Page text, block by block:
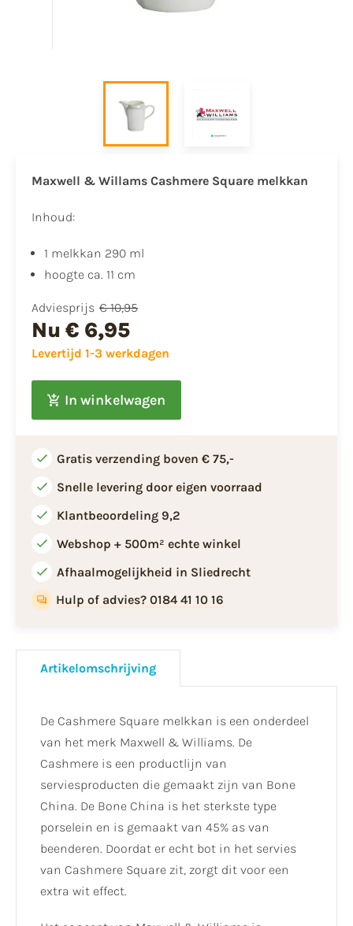
Maxwell & Willams Cashmere Square melkkan
Inhoud:
1 melkkan 290 ml
hoogte ca. 11 cm
Adviesprijs € 10,95
Nu € 6,95
Levertijd 1-3 werkdagen
In winkelwagen
Gratis verzending boven € 75,-
Snelle levering door eigen voorraad
Klantbeoordeling 9,2
Webshop + 500m² echte winkel
Afhaalmogelijkheid in Sliedrecht
Hulp of advies? 0184 41 10 16
Artikelomschrijving
De Cashmere Square melkkan is een onderdeel
van het merk Maxwell & Williams. De
Cashmere is een productlijn van
serviesproducten die gemaakt zijn van Bone
China. De Bone China is het sterkste type
porselein en is gemaakt van 45% as van
beenderen. Doordat er echt bot in het servies
van Cashmere Square zit, zorgt dit voor een
extra wit effect.